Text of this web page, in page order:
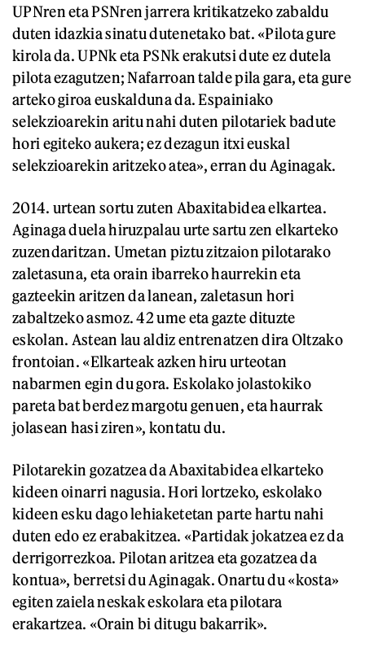
UPNren eta PSNren jarrera kritikatzeko zabaldu
duten idazkia sinatu dutenetako bat. «Pilota gure
kirola da. UPNk eta PSNk erakutsi dute ez dutela
pilota ezagutzen; Nafarroan talde pila gara, eta gure
arteko giroa euskalduna da. Espainiako
selekzioarekin aritu nahi duten pilotariek badute
hori egiteko aukera; ez dezagun itxi euskal
selekzioarekin aritzeko atea», erran du Aginagak.
2014. urtean sortu zuten Abaxitabidea elkartea.
Aginaga duela hiruzpalau urte sartu zen elkarteko
zuzendaritzan. Umetan piztu zitzaion pilotarako
zaletasuna, eta orain ibarreko haurrekin eta
gazteekin aritzen da lanean, zaletasun hori
zabaltzeko asmoz. 42 ume eta gazte dituzte
eskolan. Astean lau aldiz entrenatzen dira Oltzako
frontoian. «Elkarteak azken hiru urteotan
nabarmen egin du gora. Eskolako jolastokiko
pareta bat berdez margotu genuen, eta haurrak
jolasean hasi ziren», kontatu du.
Pilotarekin gozatzea da Abaxitabidea elkarteko
kideen oinarri nagusia. Hori lortzeko, eskolako
kideen esku dago lehiaketetan parte hartu nahi
duten edo ez erabakitzea. «Partidak jokatzea ez da
derrigorrezkoa. Pilotan aritzea eta gozatzea da
kontua», berretsi du Aginagak. Onartu du «kosta»
egiten zaiela neskak eskolara eta pilotara
erakartzea. «Orain bi ditugu bakarrik».